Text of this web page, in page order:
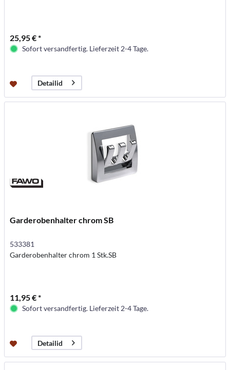
25,95 € *
Sofort versandfertig. Lieferzeit 2-4 Tage.
Detailid
Garderobenhalter chrom SB
533381
Garderobenhalter chrom 1 Stk.SB
11,95 € *
Sofort versandfertig. Lieferzeit 2-4 Tage.
Detailid